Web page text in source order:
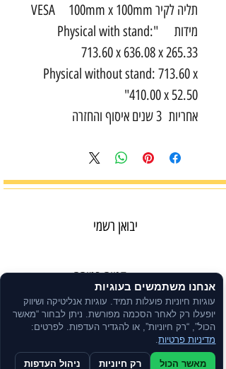
תליה לקיר VESA 100mm x 100mm
מידות "Physical with stand:
713.60 x 636.08 x 265.33
Physical without stand: 713.60 x
410.00 x 52.50"
אחריות 3 שנים איסוף והחזרה
יבואן רשמי
קנייה בטוחה
תשלום מאובטח
אנחנו משתמשים בעוגיות
עוגיות חיוניות פועלות תמיד. עוגיות אנליטיקה ושיווק
יופעלו רק לאחר הסכמה מפורשת. ניתן לבחור “מאשר
הכול”, “רק חיוניות”, או להגדיר העדפות. לפרטים:
מדיניות פרטיות.
מאשר הכול רק חיוניות ניהול העדפות